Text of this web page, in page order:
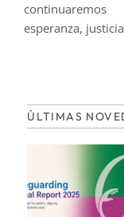
esperanza,
ÚLTIMAS